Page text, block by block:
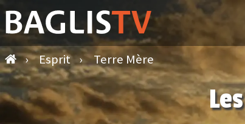
› Esprit › Terre Mère